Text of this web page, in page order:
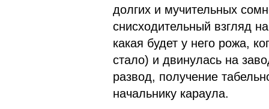
долгих и мучи­тельных
снисходительный взгляд
какая будет у него рожа,
стало) и двинулась на
развод, получение
начальнику караула.